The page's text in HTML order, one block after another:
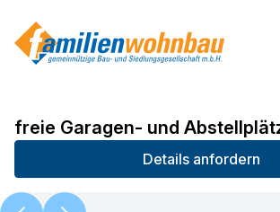
freie Garagen- und
Details anfordern